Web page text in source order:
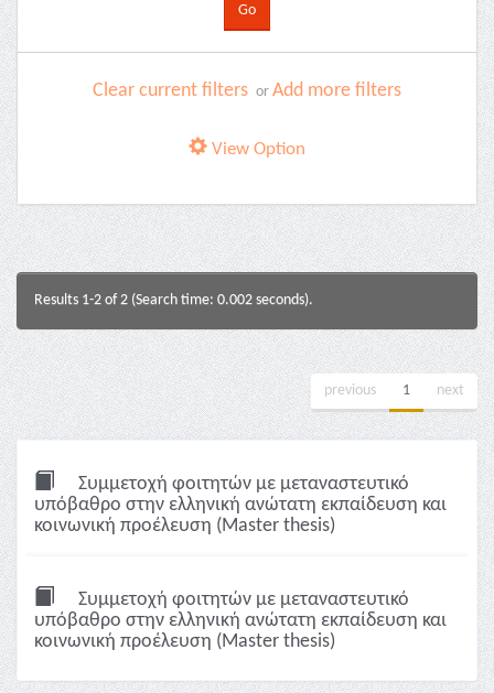
Clear current filters or Add more filters
View Option
Results 1-2 of 2 (Search time: 0.002 seconds).
previous 1 next
Συμμετοχή φοιτητών με μεταναστευτικό
υπόβαθρο στην ελληνική ανώτατη εκπαίδευση και
κοινωνική προέλευση (Master thesis)
Συμμετοχή φοιτητών με μεταναστευτικό
υπόβαθρο στην ελληνική ανώτατη εκπαίδευση και
κοινωνική προέλευση (Master thesis)